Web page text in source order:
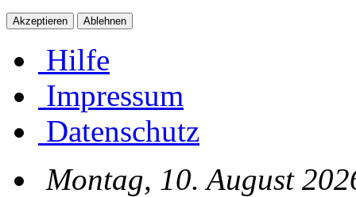
Hilfe
Impressum
Datenschutz
Montag, 10. August